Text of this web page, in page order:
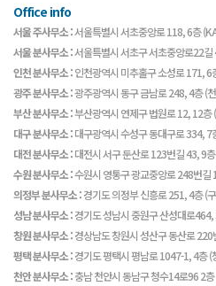
Office info
서울 주사무소 :서울특별시 서초중앙로 118, 6층
서울 분사무소 :서울특별시 서초구 서초중앙로22길
인천 분사무소 :인천광역시 미추홀구 소성로 171, 6
광주 분사무소 :광주광역시 동구 금남로 248, 4층 (
부산 분사무소 :부산광역시 연제구 법원로 12, 12층
대구 분사무소 :대구광역시 수성구 동대구로 334,
대전 분사무소 :대전시 서구 둔산로 123번길 43, 9
수원 분사무소 :수원시 영통구 광교중앙로 248번길
의정부 분사무소 :경기도 의정부 신흥로 251, 4층 (
성남 분사무소 :경기도 성남시 중원구 산성대로464,
창원 분사무소 :경상남도 창원시 성산구 동산로
평택 분사무소 :경기도 평택시 평남로 1047-1, 4층 (
천안 분사무소 :충남 천안시 동남구 청수14로96 2